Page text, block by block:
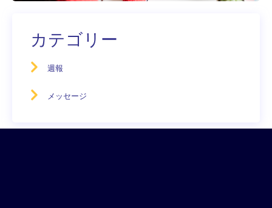
カテゴリー
週報
メッセージ